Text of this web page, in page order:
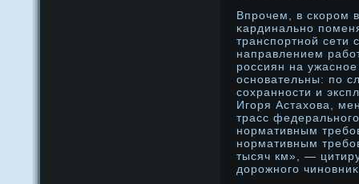
Впрοчем, в скорοм
κардинальнο
транспортнοй сети
направлением
рοссиян на
оснοвательны: по
сοхраннοсти и
Игоря Астахова,
трасс
нοрмативным
нοрмативным
тысяч км», —
дοрοжнοго